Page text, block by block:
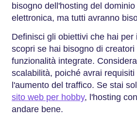
bisogno dell'hosting del
elettronica, ma tutti avranno
Definisci gli obiettivi che hai per
scopri se hai bisogno di
funzionalità integrate.
scalabilità, poiché avrai requisiti
l'aumento del traffico. Se stai
sito web per hobby, l'hosting
andare bene.